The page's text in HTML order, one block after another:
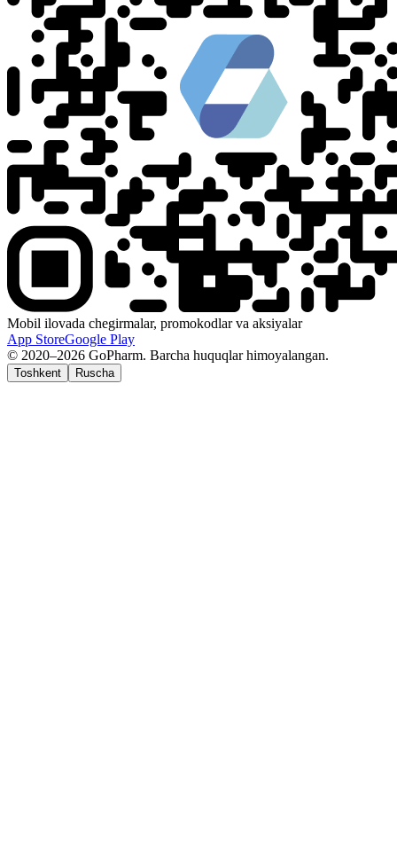
Mobil ilovada chegirmalar, promokodlar va aksiyalar
App StoreGoogle Play
© 2020–2026 GoPharm. Barcha huquqlar himoyalangan.
Toshkent Ruscha